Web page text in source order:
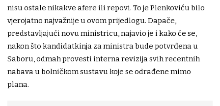
nisu ostale nikakve afere ili repovi. To je Plenkoviću bilo
vjerojatno najvažnije u ovom prijedlogu. Dapače,
predstavljajući novu ministricu, najavio je i kako će se,
nakon što kandidatkinja za ministra bude potvrđena u
Saboru, odmah provesti interna revizija svih recentnih
nabava u bolničkom sustavu koje se odrađene mimo
plana.